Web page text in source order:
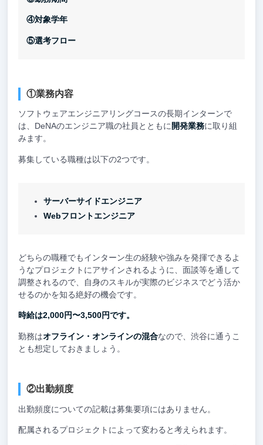
④対象学年
⑤選考フロー
①業務内容
ソフトウェアエンジニアリングコースの長期インターンで
は、DeNAのエンジニア職の社員とともに開発業務に取り組
みます。
募集している職種は以下の2つです。
サーバーサイドエンジニア
Webフロントエンジニア
どちらの職種でもインターン生の経験や強みを発揮できるよ
うなプロジェクトにアサインされるように、面談等を通して
調整されるので、自身のスキルが実際のビジネスでどう活か
せるのかを知る絶好の機会です。
時給は2,000円〜3,500円です。
勤務はオフライン・オンラインの混合なので、渋谷に通うこ
とも想定しておきましょう。
②出勤頻度
出勤頻度についての記載は募集要項にはありません。
配属されるプロジェクトによって変わると考えられます。